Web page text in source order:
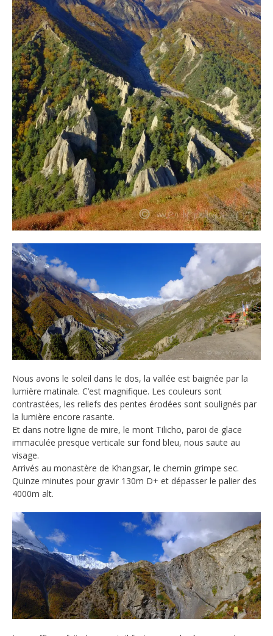
Nous avons le soleil dans le dos, la vallée est baignée par la
lumière matinale. C’est magnifique. Les couleurs sont
contrastées, les reliefs des pentes érodées sont soulignés par
la lumière encore rasante.
Et dans notre ligne de mire, le mont Tilicho, paroi de glace
immaculée presque verticale sur fond bleu, nous saute au
visage.
Arrivés au monastère de Khangsar, le chemin grimpe sec.
Quinze minutes pour gravir 130m D+ et dépasser le palier des
4000m alt.